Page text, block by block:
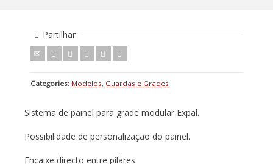
Partilhar
Categories: Modelos, Guardas e Grades
Sistema de painel para grade modular Expal.
Possibilidade de personalização do painel.
Encaixe directo entre pilares.